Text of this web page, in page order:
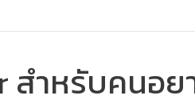
สำหรับคนอย